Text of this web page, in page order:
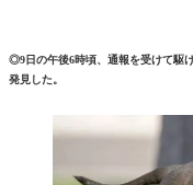
◎9日の午後6時頃、通報を受けて駆
発見した。